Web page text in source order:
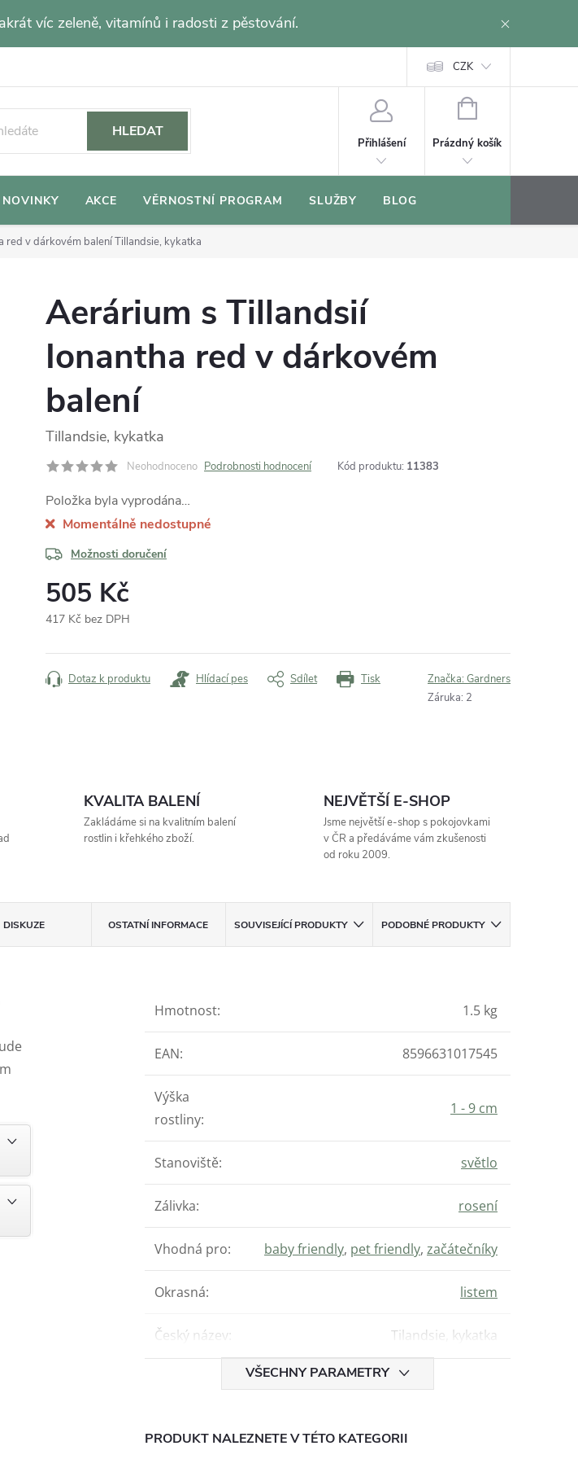
víc zeleně, vitamínů i radosti z pěstování.
CZK
HLEDAT
Přihlášení
NÁKUPNÍ
Prázdný košík
NOVINKY AKCE VĚRNOSTNÍ PROGRAM SLUŽBY BLOG
red v dárkovém baleníTillandsie, kykatka
Aerárium s Tillandsií
Ionantha red v dárkovém
balení
Tillandsie, kykatka
Neohodnoceno Podrobnosti hodnocení Kód produktu: 11383
Položka byla vyprodána…
Momentálně nedostupné
Možnosti doručení
505 Kč
417 Kč bez DPH
cena:
Tisk
Dotaz k produktu Hlídací pes Sdílet Značka: Gardners
Záruka: 2
KVALITA BALENÍ
Zakládáme si na kvalitním balení
rostlin i křehkého zboží.
NEJVĚTŠÍ E-SHOP
Jsme největší e-shop s pokojovkami
v ČR a předáváme vám zkušenosti
od roku 2009.
DISKUZE OSTATNÍ INFORMACE SOUVISEJÍCÍ PRODUKTY PODOBNÉ PRODUKTY
Hmotnost: 1.5 kg
EAN: 8596631017545
Výška
rostliny:
1 - 9 cm
Stanoviště: světlo
Zálivka: rosení
Vhodná pro: baby friendly, pet friendly, začátečníky
Okrasná: listem
Český název: Tilandsie, kykatka
VŠECHNY PARAMETRY
PRODUKT NALEZNETE V TÉTO KATEGORII